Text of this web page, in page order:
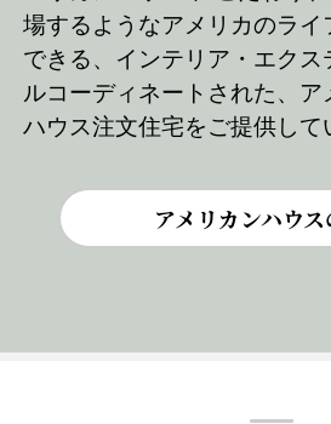
場するようなアメリカのラ
できる、インテリア・エクス
ルコーディネートされた、ア
ハウス注文住宅をご提供して
アメリカンハウ